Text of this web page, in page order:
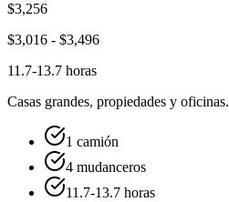
$3,256
$3,016 - $3,496
11.7-13.7 horas
Casas grandes, propiedades y oficinas.
1 camión
4 mudanceros
11.7-13.7 horas